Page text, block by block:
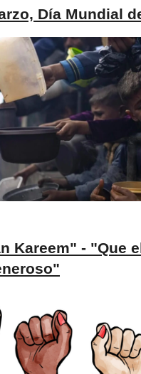
Día Mundial
Kareem" - "Que